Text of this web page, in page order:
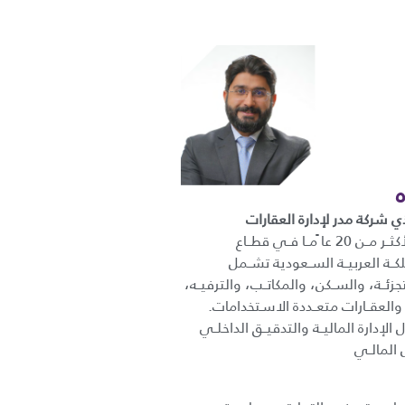
شركة مدر لإدارة العقارات
خبــرة عمليــة تمتــد لأكثــر مــن 20 عا ًمــا فــي قطــاع
العربيــة الســعودية تشــمل
والســكن، والمكاتــب، والترفيــه،
متعــددة الاسـتخدامات.
الماليــة والتدقيــق الداخلــي
المالــي